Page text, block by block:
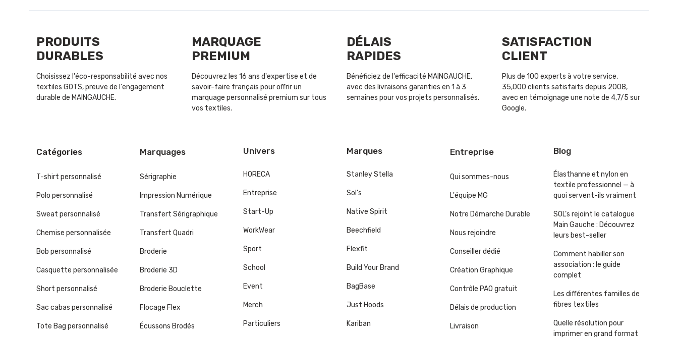
PRODUITS
DURABLES
Choisissez l'éco-responsabilité avec nos
textiles GOTS, preuve de l'engagement
durable de MAINGAUCHE.
MARQUAGE
PREMIUM
Découvrez les 16 ans d'expertise et de
savoir-faire français pour offrir un
marquage personnalisé premium sur tous
vos textiles.
DÉLAIS
RAPIDES
Bénéficiez de l'efficacité MAINGAUCHE,
avec des livraisons garanties en 1 à 3
semaines pour vos projets personnalisés.
SATISFACTION
CLIENT
Plus de 100 experts à votre service,
35,000 clients satisfaits depuis 2008,
avec en témoignage une note de 4,7/5 sur
Google.
Catégories
T-shirt personnalisé
Polo personnalisé
Sweat personnalisé
Chemise personnalisée
Bob personnalisé
Casquette personnalisée
Short personnalisé
Sac cabas personnalisé
Tote Bag personnalisé
Marquages
Sérigraphie
Impression Numérique
Transfert Sérigraphique
Transfert Quadri
Broderie
Broderie 3D
Broderie Bouclette
Flocage Flex
Écussons Brodés
Univers
HORECA
Entreprise
Start-Up
WorkWear
Sport
School
Event
Merch
Particuliers
Marques
Stanley Stella
Sol's
Native Spirit
Beechfield
Flexfit
Build Your Brand
BagBase
Just Hoods
Kariban
Entreprise
Qui sommes-nous
L'équipe MG
Notre Démarche Durable
Nous rejoindre
Conseiller dédié
Création Graphique
Contrôle PAO gratuit
Délais de production
Livraison
Blog
Élasthanne et nylon en
textile professionnel — à
quoi servent-ils vraiment
SOL’s rejoint le catalogue
Main Gauche : Découvrez
leurs best-seller
Comment habiller son
association : le guide
complet
Les différentes familles de
fibres textiles
Quelle résolution pour
imprimer en grand format